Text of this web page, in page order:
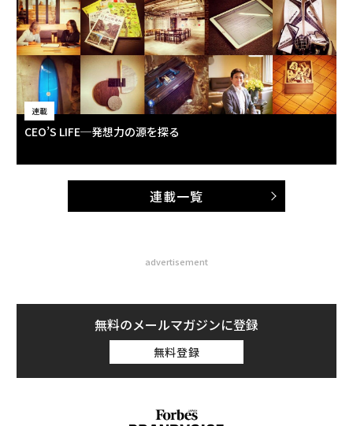
連載
CEO’S LIFE─発想力の源を探る
連載一覧
advertisement
無料のメールマガジンに登録
無料登録